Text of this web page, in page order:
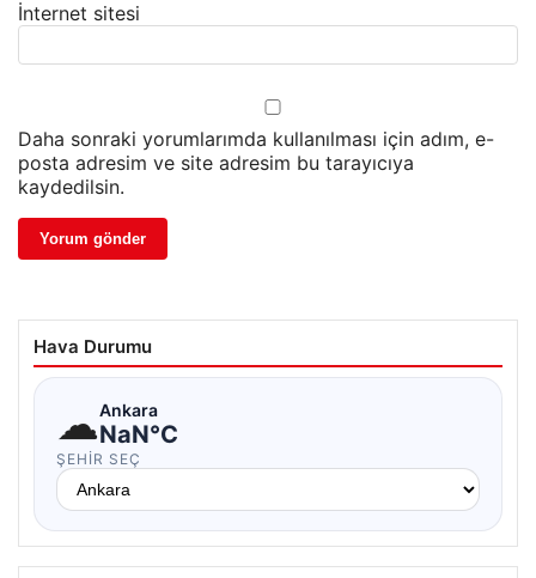
İnternet sitesi
Daha sonraki yorumlarımda kullanılması için adım, e-
posta adresim ve site adresim bu tarayıcıya
kaydedilsin.
Hava Durumu
☁Ankara
NaN°C
ŞEHIR SEÇ